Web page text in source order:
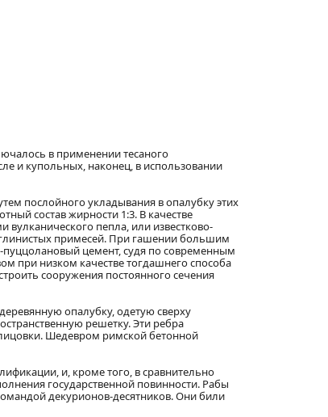
в применении тесаного
и купольных, наконец, в использовании
послойного укладывания в опалубку этих
состав жирности 1:3. В качестве
пепла, или известково-
глинистых примесей. При гашении большим
цемент, судя по современным
при низком качестве тогдашнего способа
сооружения постоянного сечения
опалубку, одетую сверху
решетку. Эти ребра
Шедевром римской бетонной
и, кроме того, в сравнительно
государственной повинности. Рабы
декурионов-десятников. Они били